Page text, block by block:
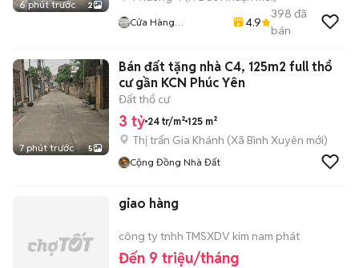
6 phút trước 2
Cửa Hàng
4.9
398 đã
bán
7 phút trước 5
Bán đất tặng nhà C4, 125m2 full thổ
cư gần KCN Phúc Yên
Đất thổ cư
3 tỷ 24 tr/m² 125 m²
Thị trấn Gia Khánh (Xã Bình Xuyên mới)
Cộng Đồng Nhà Đất
giao hàng
công ty tnhh TMSXDV kim nam phát
Đến 9 triệu/tháng